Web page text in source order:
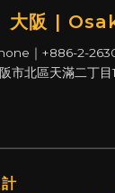
大阪 |
｜+886-2-
市北區天滿二丁目